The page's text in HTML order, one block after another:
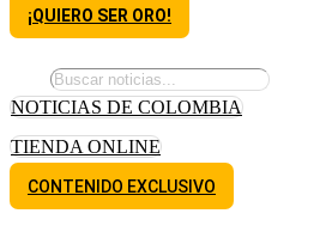
¡QUIERO SER ORO!
NOTICIAS DE COLOMBIA
TIENDA ONLINE
CONTENIDO EXCLUSIVO